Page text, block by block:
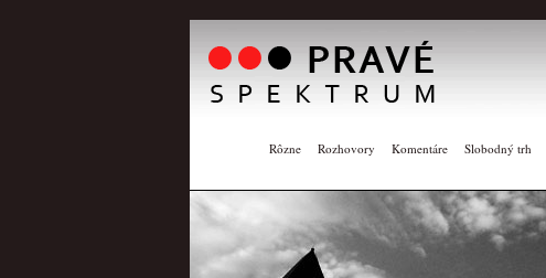
Rôzne Rozhovory Komentáre Slobodný trh